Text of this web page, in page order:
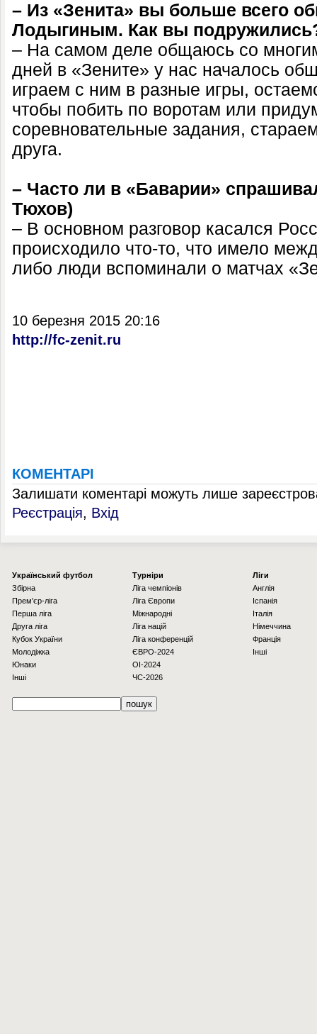
– Из «Зенита» вы больше всего
Лодыгиным. Как вы
– На самом деле общаюсь со
дней в «Зените» у нас началось
играем с ним в разные игры,
чтобы побить по воротам или
соревновательные задания,
друга.
– Часто ли в «Баварии»
Тюхов)
– В основном разговор касался
происходило что-то, что имело
либо люди вспоминали о матчах
10 березня 2015 20:16
http://fc-zenit.ru
КОМЕНТАРІ
Залишати коментарі можуть лише
Реєстрація, Вхід
Українcький футбол
Збірна
Прем'єр-ліга
Перша ліга
Друга ліга
Кубок України
Молодіжка
Юнаки
Інші
Турніри
Ліга чемпіонів
Ліга Європи
Міжнародні
Ліга націй
Ліга конференцій
ЄВРО-2024
OI-2024
ЧС-2026
Ліги
Англія
Іспанія
Італія
Німеччина
Франція
Інші